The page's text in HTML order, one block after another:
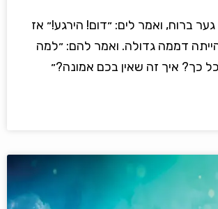
ברוח, ואמר לים: ״דום! הירגע!״ אז
דממה גדולה. ואמר להם: ״למה
כך? איך זה שאין בכם אמונה?״